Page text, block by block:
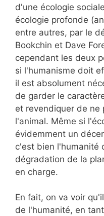
d'une écologie
écologie profonde
entre autres, par le
Bookchin et Dave
cependant les deux
si l'humanisme doit
il est absolument
de garder le
et revendiquer de ne
l'animal. Même si
évidemment un
c'est bien l'humanité
dégradation de la
en charge.
En fait, on va voir
de l'humanité, en